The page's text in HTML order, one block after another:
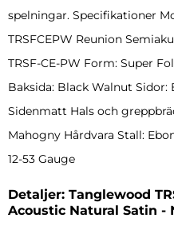
spelningar. Specifikationer
TRSFCEPW Reunion
TRSF-CE-PW Form: Super
Baksida: Black Walnut
Sidenmatt Hals och
Mahogny Hårdvara Stall:
12-53 Gauge
Detaljer: Tanglewood
Acoustic Natural Satin -